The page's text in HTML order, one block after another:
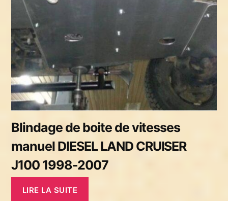
Blindage de boite de vitesses
manuel DIESEL LAND CRUISER
J100 1998-2007
LIRE LA SUITE